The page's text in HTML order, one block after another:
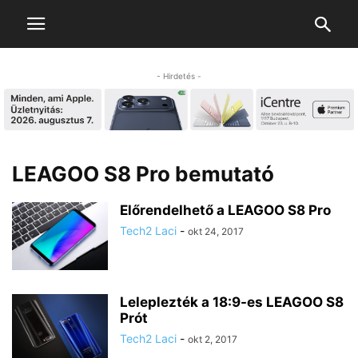
- Hirdetés -
LEAGOO S8 Pro bemutató
Előrendelhető a LEAGOO S8 Pro
Tech2 Laci - okt 24, 2017
Leleplezték a 18:9-es LEAGOO S8
Prót
Tech2 Laci - okt 2, 2017